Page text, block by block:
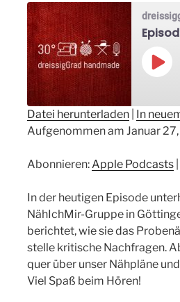
Play
Apple Podcasts
RSS FEED
TEILEN
LINK
EMBED
Datei herunterladen In
Aufgenommen am Januar
Abonnieren: Apple Podcasts
In der heutigen Episode
NähIchMir-Gruppe in
berichtet, wie sie das
stelle kritische Nachfragen.
quer über unser Nähpläne
Viel Spaß beim Hören!